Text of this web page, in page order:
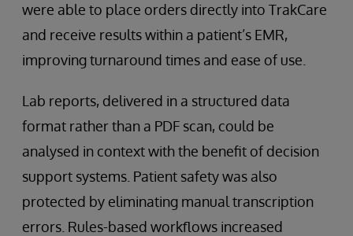
were able to place orders directly into TrakCare
and receive results within a patient’s EMR,
improving turnaround times and ease of use.
Lab reports, delivered in a structured data
format rather than a PDF scan, could be
analysed in context with the benefit of decision
support systems. Patient safety was also
protected by eliminating manual transcription
errors. Rules-based workflows increased